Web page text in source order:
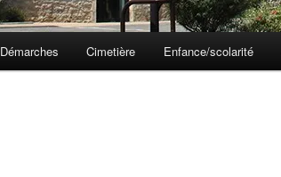
Démarches Cimetière Enfance/scolarité